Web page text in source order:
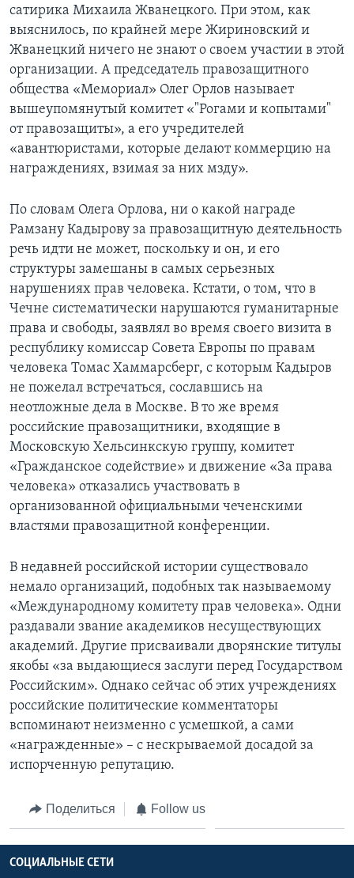
сатирика Михаила Жванецкого. При этом, как
выяснилось, по крайней мере Жириновский и
Жванецкий ничего не знают о своем участии в этой
организации. А председатель правозащитного
общества «Мемориал» Олег Орлов называет
вышеупомянутый комитет «"Рогами и копытами"
от правозащиты», а его учредителей
«авантюристами, которые делают коммерцию на
награждениях, взимая за них мзду».
По словам Олега Орлова, ни о какой награде
Рамзану Кадырову за правозащитную деятельность
речь идти не может, поскольку и он, и его
структуры замешаны в самых серьезных
нарушениях прав человека. Кстати, о том, что в
Чечне систематически нарушаются гуманитарные
права и свободы, заявлял во время своего визита в
республику комиссар Совета Европы по правам
человека Томас Хаммарсберг, с которым Кадыров
не пожелал встречаться, сославшись на
неотложные дела в Москве. В то же время
российские правозащитники, входящие в
Московскую Хельсинкскую группу, комитет
«Гражданское содействие» и движение «За права
человека» отказались участвовать в
организованной официальными чеченскими
властями правозащитной конференции.
В недавней российской истории существовало
немало организаций, подобных так называемому
«Международному комитету прав человека». Одни
раздавали звание академиков несуществующих
академий. Другие присваивали дворянские титулы
якобы «за выдающиеся заслуги перед Государством
Российским». Однако сейчас об этих учреждениях
российские политические комментаторы
вспоминают неизменно с усмешкой, а сами
«награжденные» – с нескрываемой досадой за
испорченную репутацию.
Поделиться Follow us
СОЦИАЛЬНЫЕ СЕТИ